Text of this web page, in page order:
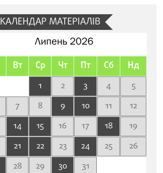
КАЛЕНДАР МАТЕРІАЛІВ
Липень 2026
Вт Ср Чт Пт Сб Нд
1 2 3 4
5
7 8 9 10 11
12
14 15 16 17 18
19
21 22 23 24 25
26
28 29 30 31